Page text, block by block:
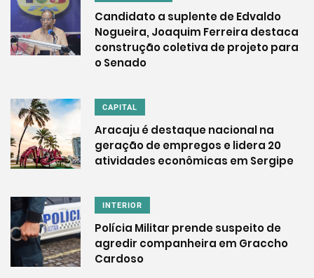
Candidato a suplente de Edvaldo
Nogueira, Joaquim Ferreira destaca
construção coletiva de projeto para
o Senado
CAPITAL
Aracaju é destaque nacional na
geração de empregos e lidera 20
atividades econômicas em Sergipe
INTERIOR
Polícia Militar prende suspeito de
agredir companheira em Graccho
Cardoso